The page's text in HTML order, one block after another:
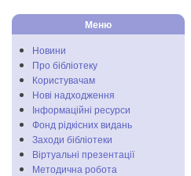
Меню
Новини
Про бібліотеку
Користувачам
Нові надходження
Інформаційні ресурси
Фонд рідкісних видань
Заходи бібліотеки
Віртуальні презентації
Методична робота